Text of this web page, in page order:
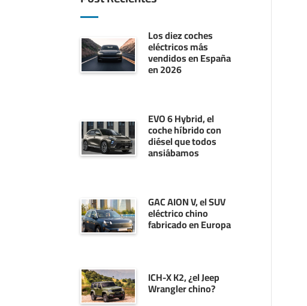
Los diez coches
eléctricos más
vendidos en España
en 2026
EVO 6 Hybrid, el
coche híbrido con
diésel que todos
ansiábamos
GAC AION V, el SUV
eléctrico chino
fabricado en Europa
ICH-X K2, ¿el Jeep
Wrangler chino?